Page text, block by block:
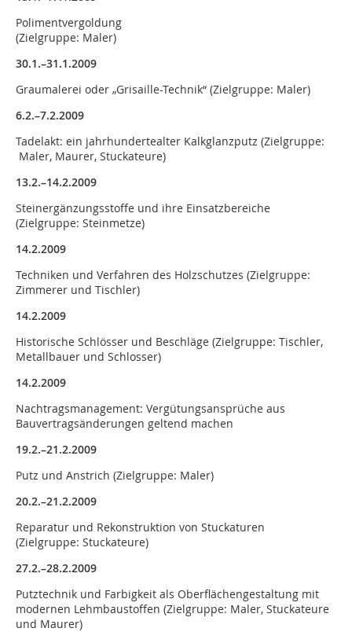
Polimentvergoldung
(Zielgruppe: Maler)
30.1.–31.1.2009
Graumalerei oder „Grisaille-Technik“ (Zielgruppe: Maler)
6.2.–7.2.2009
Tadelakt: ein jahrhunderte­alter Kalkglanzputz (Zielgruppe:
Maler, Maurer, Stuckateure)
13.2.–14.2.2009
Steinergänzungsstoffe und ihre Einsatzbereiche
(Zielgruppe: Steinmetze)
14.2.2009
Techniken und Verfahren des Holzschutzes (Zielgruppe:
Zimmerer und Tischler)
14.2.2009
Historische Schlösser und Beschläge (Zielgruppe: Tischler,
Metallbauer und Schlosser)
14.2.2009
Nachtragsmanagement: Vergütungsansprüche aus
Bauvertragsänderungen geltend machen
19.2.–21.2.2009
Putz und Anstrich (Ziel­gruppe: Maler)
20.2.–21.2.2009
Reparatur und Rekonstruktion von Stuckaturen
(Zielgruppe: Stuckateure)
27.2.–28.2.2009
Putztechnik und Farbigkeit als Oberflächengestaltung mit
modernen Lehmbaustoffen (Zielgruppe: Maler, Stuckateure
und Maurer)